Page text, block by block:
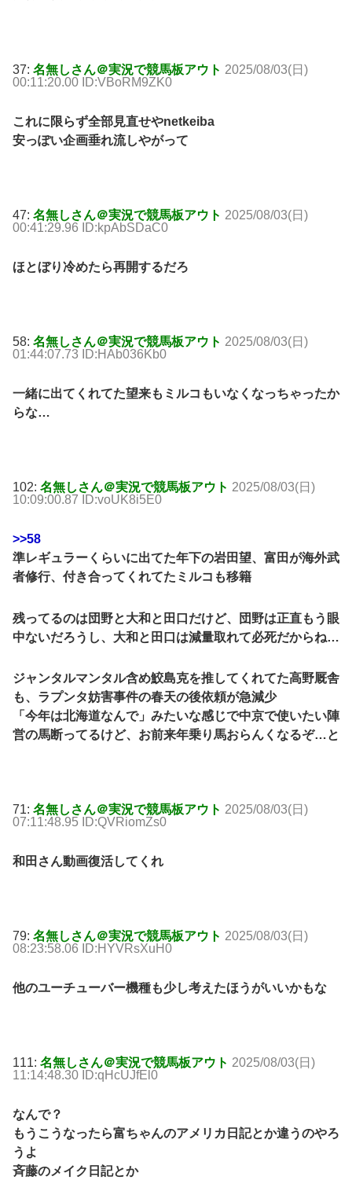
37: 名無しさん＠実況で競馬板アウト 2025/08/03(日)
00:11:20.00 ID:VBoRM9ZK0
これに限らず全部見直せやnetkeiba
安っぽい企画垂れ流しやがって
47: 名無しさん＠実況で競馬板アウト 2025/08/03(日)
00:41:29.96 ID:kpAbSDaC0
ほとぼり冷めたら再開するだろ
58: 名無しさん＠実況で競馬板アウト 2025/08/03(日)
01:44:07.73 ID:HAb036Kb0
一緒に出てくれてた望来もミルコもいなくなっちゃったか
らな…
102: 名無しさん＠実況で競馬板アウト 2025/08/03(日)
10:09:00.87 ID:voUK8i5E0
>>58
準レギュラーくらいに出てた年下の岩田望、富田が海外武
者修行、付き合ってくれてたミルコも移籍
残ってるのは団野と大和と田口だけど、団野は正直もう眼
中ないだろうし、大和と田口は減量取れて必死だからね…
ジャンタルマンタル含め鮫島克を推してくれてた高野厩舎
も、ラプンタ妨害事件の春天の後依頼が急減少
「今年は北海道なんで」みたいな感じで中京で使いたい陣
営の馬断ってるけど、お前来年乗り馬おらんくなるぞ…と
71: 名無しさん＠実況で競馬板アウト 2025/08/03(日)
07:11:48.95 ID:QVRiomZs0
和田さん動画復活してくれ
79: 名無しさん＠実況で競馬板アウト 2025/08/03(日)
08:23:58.06 ID:HYVRsXuH0
他のユーチューバー機種も少し考えたほうがいいかもな
111: 名無しさん＠実況で競馬板アウト 2025/08/03(日)
11:14:48.30 ID:qHcUJfEl0
なんで？
もうこうなったら富ちゃんのアメリカ日記とか違うのやろ
うよ
斉藤のメイク日記とか